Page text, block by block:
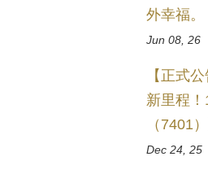
外幸福。
Jun 08, 26
【正式
新里程
（7401）
Dec 24, 25